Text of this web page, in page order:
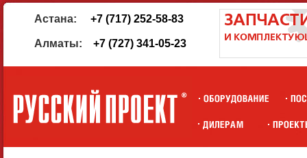
Астана: +7 (717) 252-58-83
Алматы: +7 (727) 341-05-23